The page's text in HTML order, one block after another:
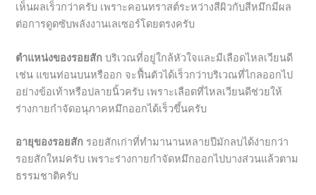
ตำแหน่งของรอยสักบริเวณที่อยู่ใกล้หัวใจและมีเลือดไหลเวียนดี
เช่น แขนท่อนบนหรืออก จะฟื้นตัวได้เร็วกว่าบริเวณที่ไกลออกไป
ร่างกายกำจัดอนุภาคหมึกออกได้เร็วขึ้นครับ
อายุของรอยสักรอยสักเก่าที่ทำมานานหลายปีมักลบได้ง่ายกว่า
รอยสักใหม่ครับ เพราะร่างกายกำจัดหมึกออกไปบางส่วนแล้วตาม
เลเซอร์ลบรอยสัก ทิ้งรอยแผลเป็นไหม ?